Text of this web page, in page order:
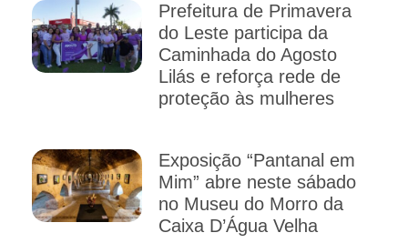
Prefeitura de Primavera
do Leste participa da
Caminhada do Agosto
Lilás e reforça rede de
proteção às mulheres
Exposição “Pantanal em
Mim” abre neste sábado
no Museu do Morro da
Caixa D’Água Velha